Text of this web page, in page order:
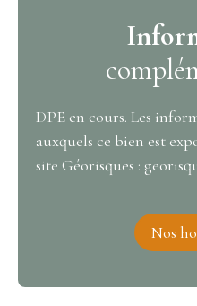
DPE en cours. Les
auxquels ce bien est
site Géorisques :
Nos